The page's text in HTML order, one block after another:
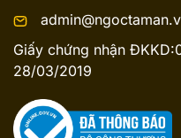
Giấy chứng nhận
28/03/2019